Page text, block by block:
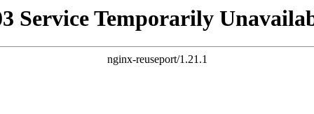
Service Temporarily
nginx-reuseport/1.21.1